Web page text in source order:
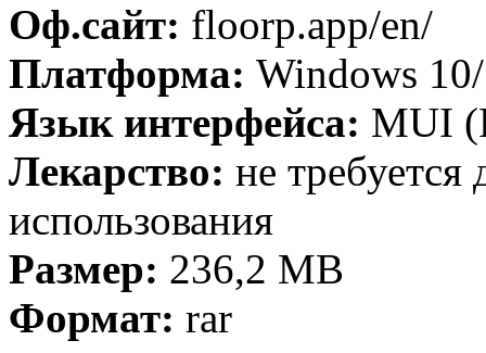
Оф.сайт: floorp.app/en/
Платформа: Windows
Язык интерфейса: MUI
Лекарство: не требуется
использования
Размер: 236,2 MB
Формат: rar